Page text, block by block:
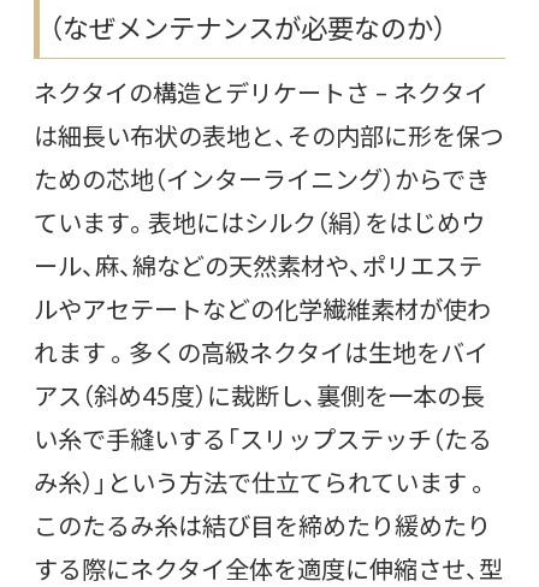
（なぜメンテナンスが必要なのか）
ネクタイの構造とデリケートさ – ネクタイ
は細長い布状の表地と、その内部に形を保つ
ための芯地（インターライニング）からでき
ています。表地にはシルク（絹）をはじめウ
ール、麻、綿などの天然素材や、ポリエステ
ルやアセテートなどの化学繊維素材が使わ
れます 。多くの高級ネクタイは生地をバイ
アス（斜め45度）に裁断し、裏側を一本の長
い糸で手縫いする「スリップステッチ（たる
み糸）」という方法で仕立てられています 。
このたるみ糸は結び目を締めたり緩めたり
する際にネクタイ全体を適度に伸縮させ、型